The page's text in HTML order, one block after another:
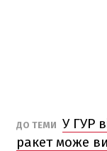
ДО ТЕМИ У ГУР
ракет може